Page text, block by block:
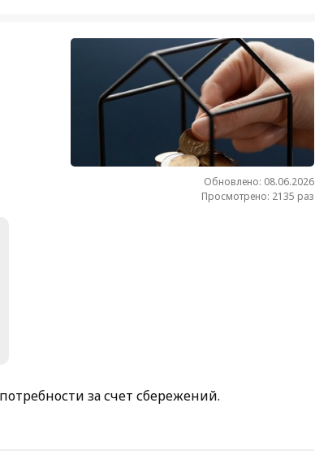
Обновлено: 08.06.2026
Просмотрено: 2135 раз
за счет сбережений.